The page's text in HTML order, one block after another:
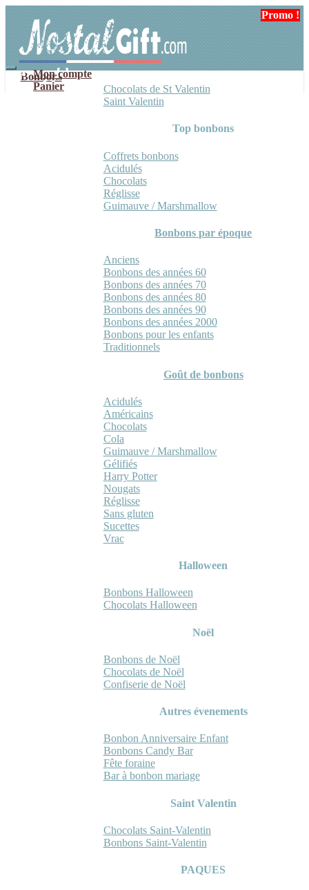
navigation
contenu
Mon compte
Panier
Bonbons
Chocolats de St Valentin
Saint Valentin
Top bonbons
Coffrets bonbons
Acidulés
Chocolats
Réglisse
Guimauve / Marshmallow
Bonbons par époque
Anciens
Bonbons des années 60
Bonbons des années 70
Bonbons des années 80
Bonbons des années 90
Bonbons des années 2000
Bonbons pour les enfants
Traditionnels
Goût de bonbons
Acidulés
Américains
Chocolats
Cola
Guimauve / Marshmallow
Gélifiés
Harry Potter
Nougats
Réglisse
Sans gluten
Sucettes
Vrac
Halloween
Bonbons Halloween
Chocolats Halloween
Noël
Bonbons de Noël
Chocolats de Noël
Confiserie de Noël
Autres évenements
Bonbon Anniversaire Enfant
Bonbons Candy Bar
Fête foraine
Bar à bonbon mariage
Saint Valentin
Chocolats Saint-Valentin
Bonbons Saint-Valentin
PAQUES
Promo !
Promo !
Promo !
Promo !